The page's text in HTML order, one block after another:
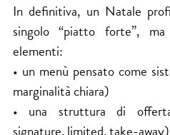
In definitiva, un Natale
singolo “piatto forte”,
elementi:
• un menù pensato come
marginalità chiara)
• una struttura di